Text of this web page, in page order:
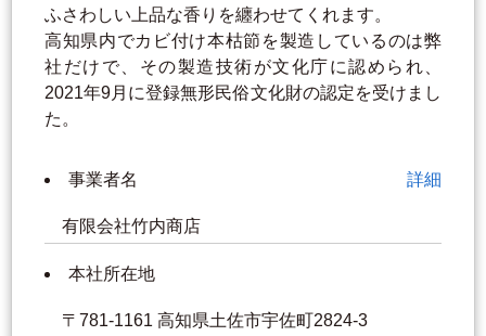
ふさわしい上品な香りを纏わせてくれます。
高知県内でカビ付け本枯節を製造しているのは弊
社だけで、その製造技術が文化庁に認められ、
2021年9月に登録無形民俗文化財の認定を受けまし
た。
事業者名 詳細
有限会社竹内商店
本社所在地
〒781-1161 高知県土佐市宇佐町2824-3